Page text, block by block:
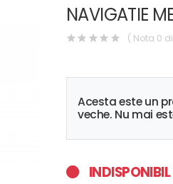
NAVIGATIE
( Nota 0
Acesta este un
veche. Nu mai
INDISPONIBIL